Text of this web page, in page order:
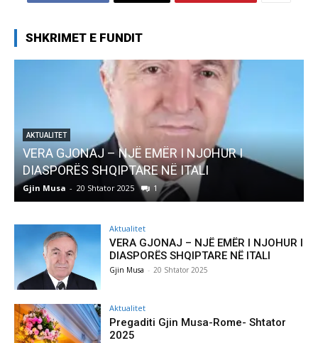
SHKRIMET E FUNDIT
– NJË EMËR I NJOHUR I
NË ITALI
2025 1
AKTUALITET
Pregaditi Gjin
Aktualitet
VERA GJONAJ – NJË EMËR I NJOHUR I
DIASPORËS SHQIPTARE NË ITALI
Gjin Musa - 20 Shtator 2025
Aktualitet
Pregaditi Gjin Musa-Rome- Shtator
2025